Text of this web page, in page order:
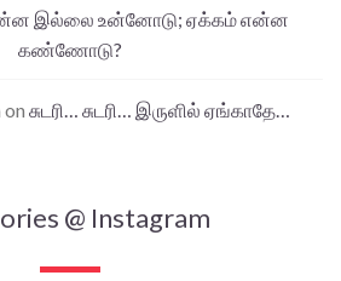
இல்லை உன்னோடு; ஏக்கம் என்ன
கண்ணோடு?
on சுடரி… சுடரி… இருளில் ஏங்காதே…
@ Instagram